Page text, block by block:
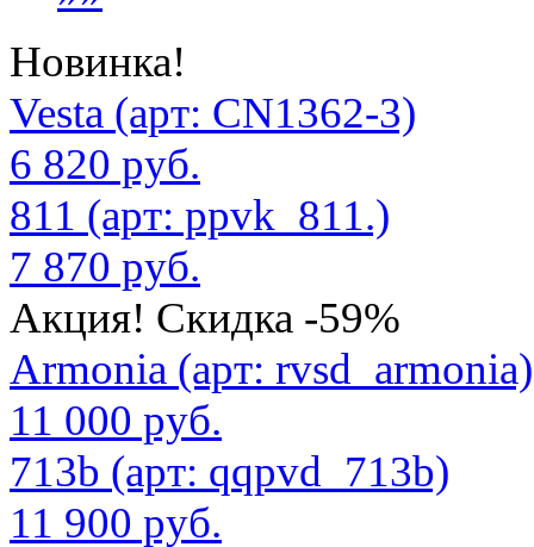
Новинка!
Vesta (арт: CN1362-3)
6 820 руб.
811 (арт: ppvk_811.)
7 870 руб.
Акция! Скидка -59%
Armonia (арт: rvsd_armonia)
11 000 руб.
713b (арт: qqpvd_713b)
11 900 руб.